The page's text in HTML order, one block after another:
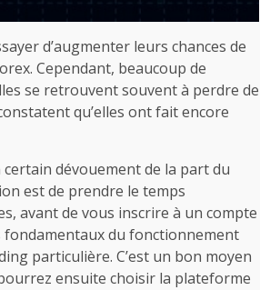
d’augmenter leurs chances de
Cependant, beaucoup de
se retrouvent souvent à perdre de
qu’elles ont fait encore
dévouement de la part du
est de prendre le temps
avant de vous inscrire à un compte
fondamentaux du fonctionnement
particulière. C’est un bon moyen
ensuite choisir la plateforme